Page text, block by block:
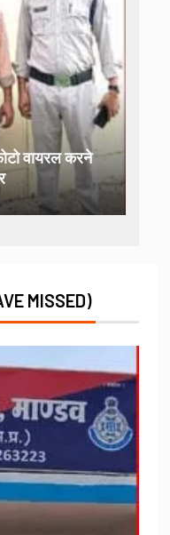
वायरल करने
MISSED)